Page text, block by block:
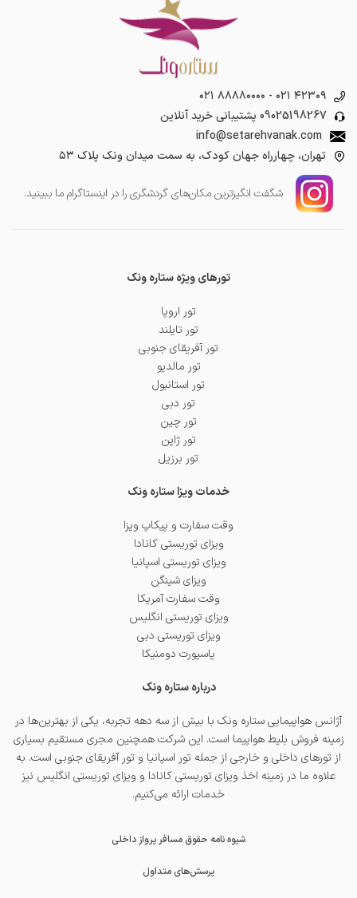
۰۲۱ ۸۸۸۸۰۰۰۰ - ۰۲۱ ۴۲۳۰۹
09025198267 پشتیبانی خرید آنلاین
info@setarehvanak.com
تهران، چهارراه جهان کودک، به سمت میدان ونک پلاک ۵۳
شگفت انگیز‌ترین مکان‌های گردشگری را در اینستاگرام ما ببینید.
تورهای ویژه ستاره ونک
تور اروپا
تور تایلند
تور آفریقای جنوبی
تور مالدیو
تور استانبول
تور دبی
تور چین
تور ژاپن
تور برزیل
خدمات ویزا ستاره ونک
وقت سفارت و پیکاپ ویزا
ویزای توریستی کانادا
ویزای توریستی اسپانیا
ویزای شینگن
وقت سفارت آمریکا
ویزای توریستی انگلیس
ویزای توریستی دبی
پاسپورت دومنیکا
درباره ستاره ونک
آژانس هواپیمایی ستاره ونک با بیش از سه دهه تجربه، یکی از بهترین‌ها در
زمینه فروش بلیط هواپیما است. این شرکت همچنین مجری مستقیم بسیاری
از تورهای داخلی و خارجی از جمله تور اسپانیا و تور آفریقای جنوبی است. به
علاوه ما در زمینه اخذ ویزای توریستی کانادا و ویزای توریستی انگلیس نیز
خدمات ارائه می‌کنیم.
شیوه نامه حقوق مسافر پرواز داخلی
پرسش‌های متداول